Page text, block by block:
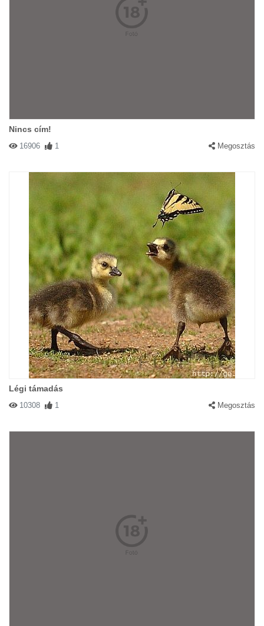
Nincs cím!
16906 1 Megosztás
Légi támadás
10308 1 Megosztás